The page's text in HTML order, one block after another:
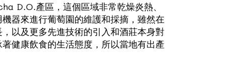
D.O.產區，這個區域非常乾燥炎熱、
器來進行葡萄園的維護和採摘，雖然在
以及更多先進技術的引入和酒莊本身對
健康飲食的生活態度，所以當地有出產